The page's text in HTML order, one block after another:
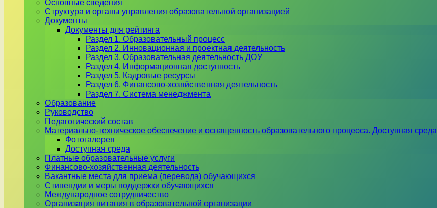
Основные сведения
Структура и органы управления образовательной организацией
Документы
Документы для рейтинга
Раздел 1. Образовательный процесс
Раздел 2. Инновационная и проектная деятельность
Раздел 3. Образовательная деятельность ДОУ
Раздел 4. Информационная доступность
Раздел 5. Кадровые ресурсы
Раздел 6. Финансово-хозяйственная деятельность
Раздел 7. Система менеджмента
Образование
Руководство
Педагогический состав
Материально-техническое обеспечение и оснащенность образовательного процесса. Доступная среда
Фотогалерея
Доступная среда
Платные образовательные услуги
Финансово-хозяйственная деятельность
Вакантные места для приема (перевода) обучающихся
Стипендии и меры поддержки обучающихся
Международное сотрудничество
Организация питания в образовательной организации